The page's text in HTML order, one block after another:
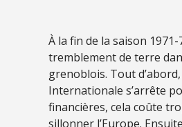
À la fin de la saison 1971-
tremblement de terre
grenoblois. Tout
Internationale s’arrête
financières, cela coûte
sillonner l’Europe.